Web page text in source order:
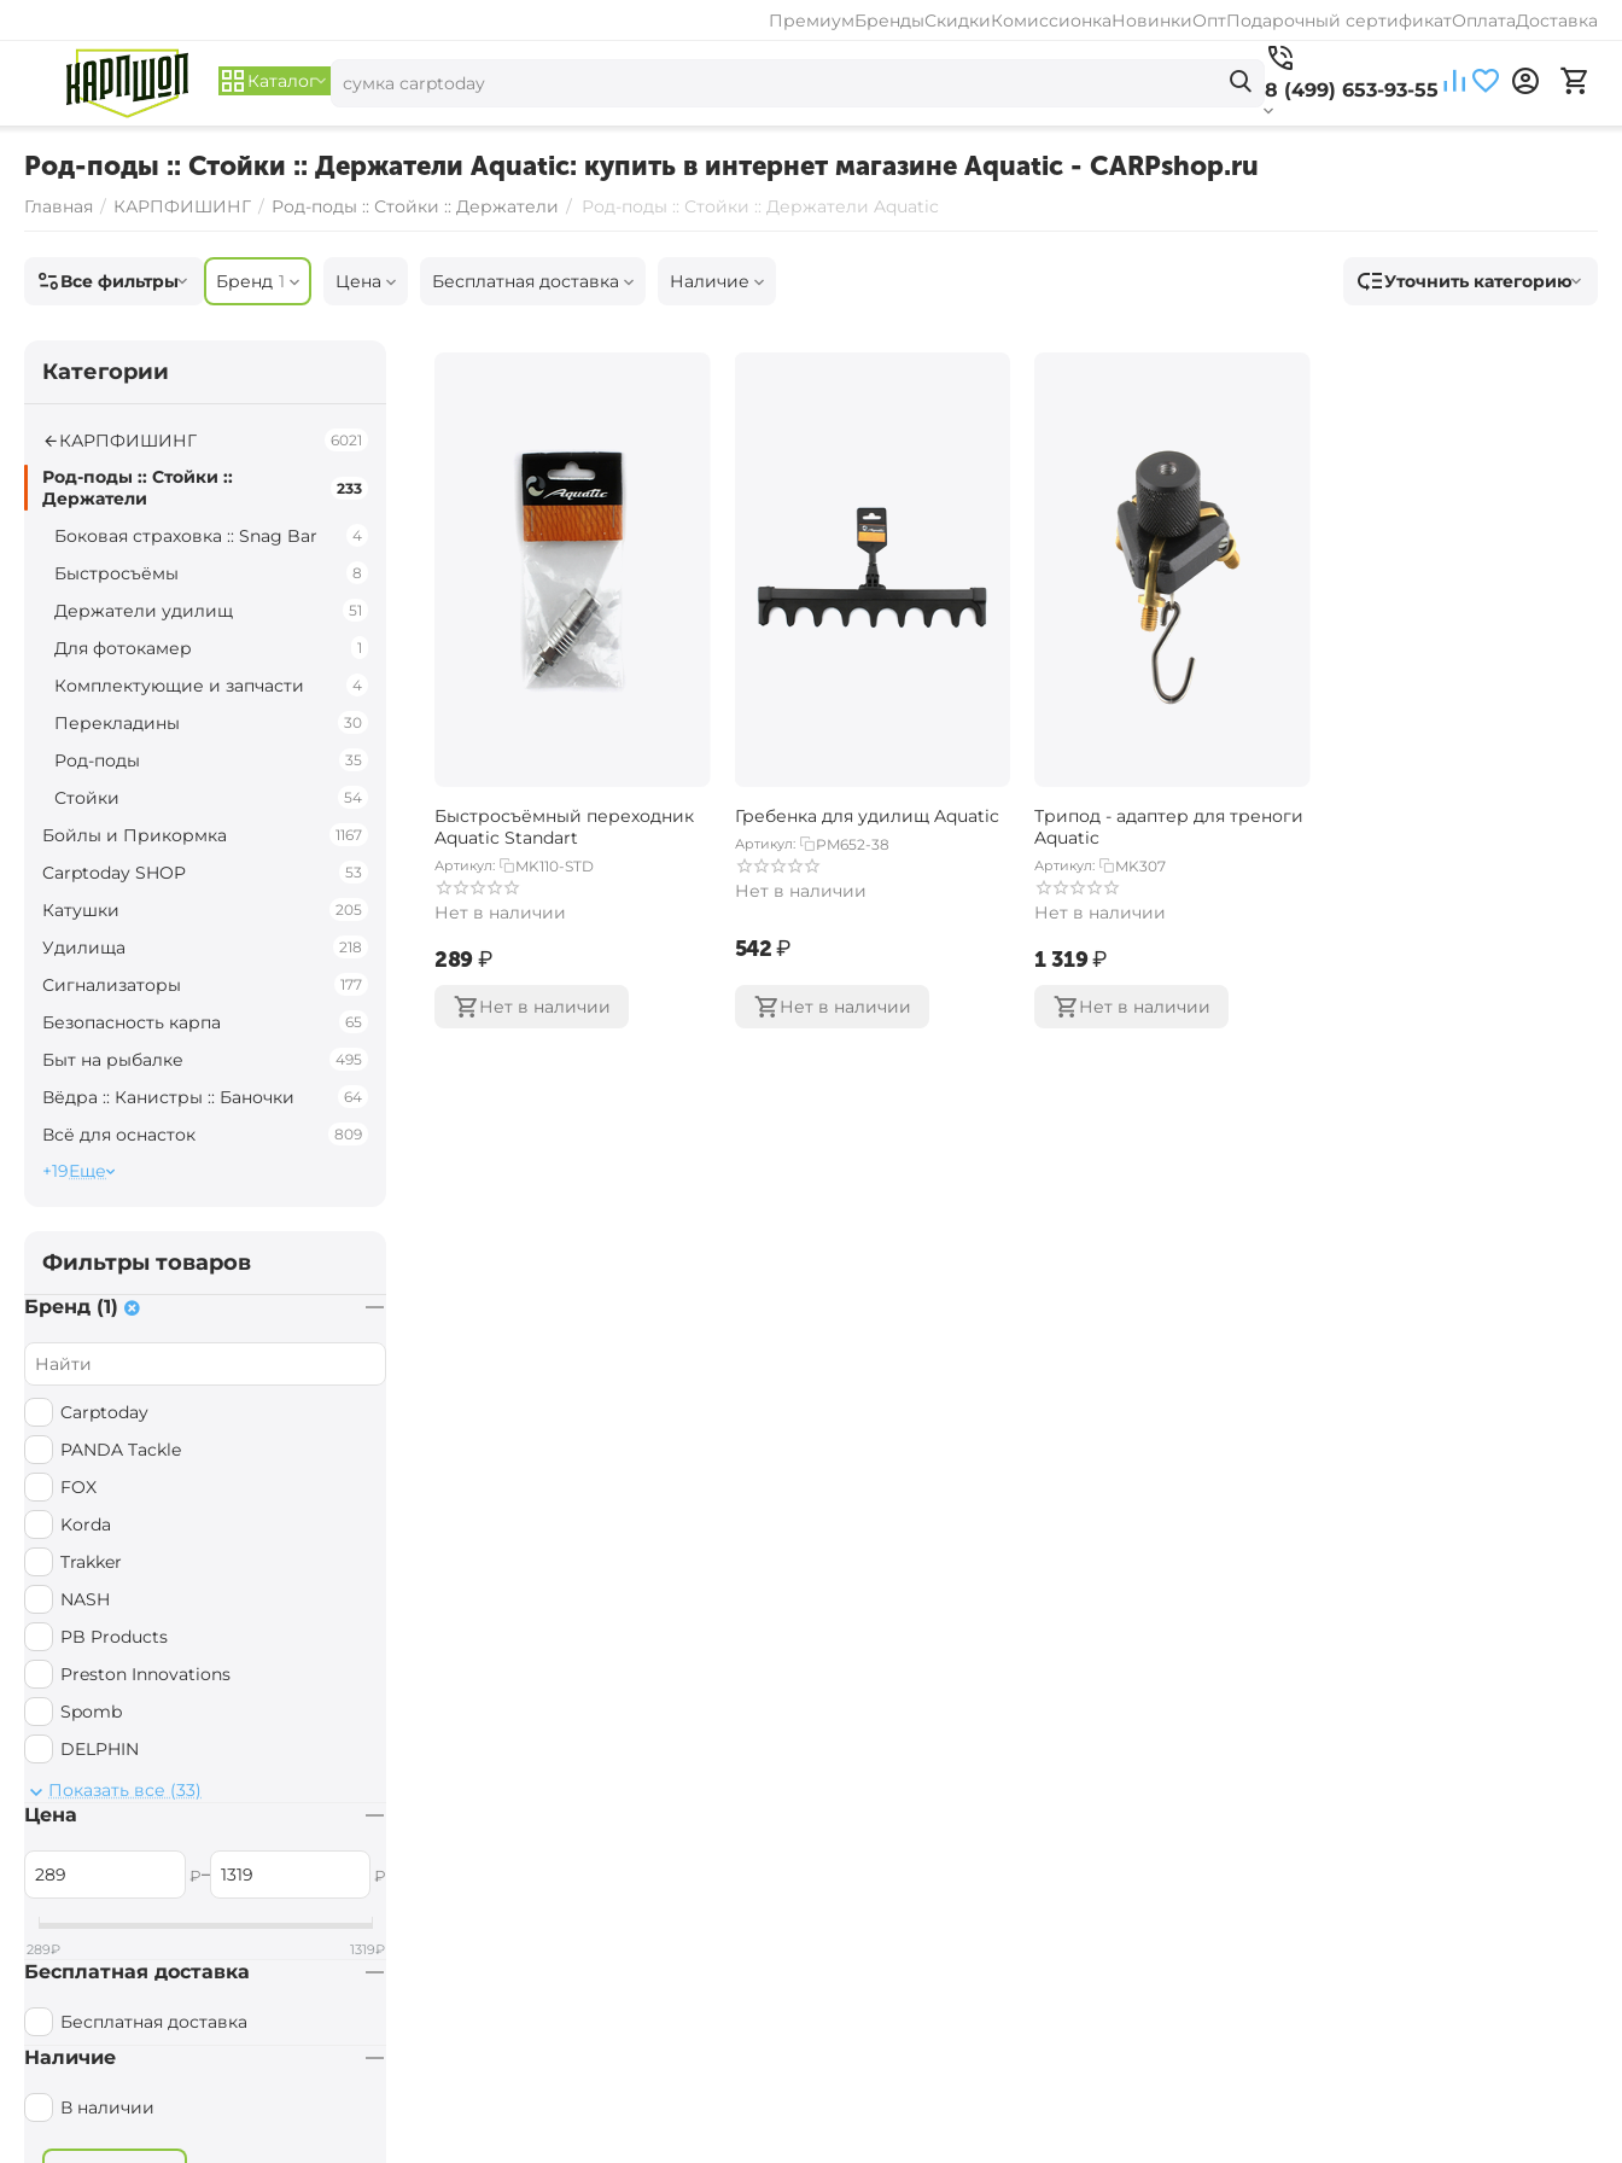
ПремиумБрендыСкидкиКомиссионкаНовинкиОптПодарочный сертификатОплатаДоставка
Каталог 8 (499) 653-93-55
Род-поды :: Стойки :: Держатели Aquatic: купить в интернет магазине Aquatic - CARPshop.ru
Главная / КАРПФИШИНГ / Род-поды :: Стойки :: Держатели / Род-поды :: Стойки :: Держатели Aquatic
Все фильтры Бренд 1 Цена Бесплатная доставка Наличие Уточнить категорию
Быстросъёмный переходник
Aquatic Standart
Артикул: MK110-STD
Нет в наличии
‍289‍₽
Нет в наличии
Гребенка для удилищ Aquatic
Артикул: PM652-38
Нет в наличии
‍542‍ ₽
Нет в наличии
Трипод - адаптер для треноги
Aquatic
Артикул: MK307
Нет в наличии
‍1 319‍₽
Нет в наличии
Категории
КАРПФИШИНГ 6021
Род-поды :: Стойки ::
Держатели
233
Боковая страховка :: Snag Bar 4
Быстросъёмы 8
Держатели удилищ 51
Для фотокамер 1
Комплектующие и запчасти 4
Перекладины 30
Род-поды 35
Стойки 54
Бойлы и Прикормка 1167
Carptoday SHOP 53
Катушки 205
Удилища 218
Сигнализаторы 177
Безопасность карпа 65
Быт на рыбалке 495
Вёдра :: Канистры :: Баночки 64
Всё для оснасток 809
+19Еще
Фильтры товаров
Бренд (1)
Carptoday
PANDA Tackle
FOX
Korda
Trakker
NASH
PB Products
Preston Innovations
Spomb
DELPHIN
Drennan
Anaconda
Sonik
AVID CARP
Aquatic
JAG
Показать все (33)
Цена
₽– ₽
289₽ 1319₽
Бесплатная доставка
Бесплатная доставка
Наличие
В наличии